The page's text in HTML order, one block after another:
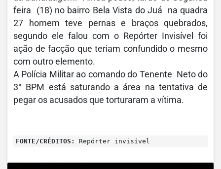
feira (18) no bairro Bela Vista do Juá na quadra
27 homem teve pernas e braços quebrados,
segundo ele falou com o Repórter Invisível foi
ação de facção que teriam confundido o mesmo
com outro elemento.
A Polícia Militar ao comando do Tenente Neto do
3° BPM está saturando a área na tentativa de
pegar os acusados que torturaram a vítima.
FONTE/CRÉDITOS: Repórter invisível